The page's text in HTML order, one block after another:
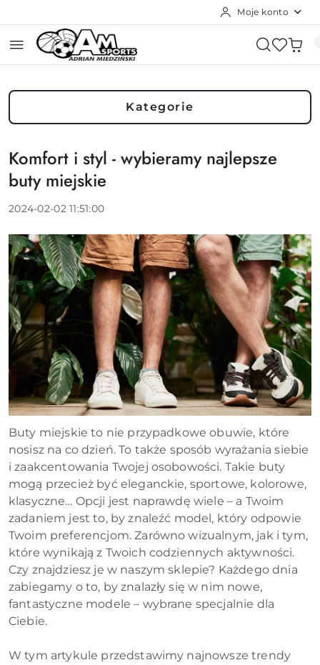
Moje konto
Kategorie
Komfort i styl - wybieramy najlepsze
buty miejskie
2024-02-02 11:51:00
Buty miejskie to nie przypadkowe obuwie, które
nosisz na co dzień. To także sposób wyrażania siebie
i zaakcentowania Twojej osobowości. Takie buty
mogą przecież być eleganckie, sportowe, kolorowe,
klasyczne… Opcji jest naprawdę wiele – a Twoim
zadaniem jest to, by znaleźć model, który odpowie
Twoim preferencjom. Zarówno wizualnym, jak i tym,
które wynikają z Twoich codziennych aktywności.
Czy znajdziesz je w naszym sklepie? Każdego dnia
zabiegamy o to, by znalazły się w nim nowe,
fantastyczne modele – wybrane specjalnie dla
Ciebie.
W tym artykule przedstawimy najnowsze trendy